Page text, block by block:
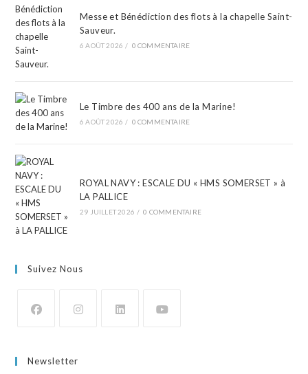
Messe et Bénédiction des flots à la chapelle Saint-
Sauveur.
6 AOÛT 2026 / 0 COMMENTAIRE
Le Timbre des 400 ans de la Marine!
6 AOÛT 2026 / 0 COMMENTAIRE
ROYAL NAVY : ESCALE DU « HMS SOMERSET » à
LA PALLICE
29 JUILLET 2026 / 0 COMMENTAIRE
Suivez Nous
Newsletter